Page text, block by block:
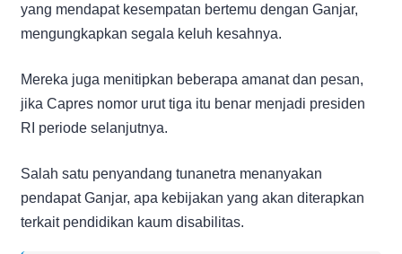
yang mendapat kesempatan bertemu dengan Ganjar,
mengungkapkan segala keluh kesahnya.
Mereka juga menitipkan beberapa amanat dan pesan,
jika Capres nomor urut tiga itu benar menjadi presiden
RI periode selanjutnya.
Salah satu penyandang tunanetra menanyakan
pendapat Ganjar, apa kebijakan yang akan diterapkan
terkait pendidikan kaum disabilitas.